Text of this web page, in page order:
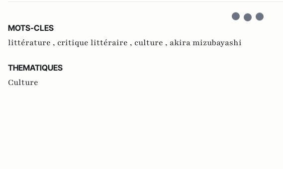
MOTS-CLES
littérature , critique littéraire , culture , akira mizubayashi
THEMATIQUES
Culture